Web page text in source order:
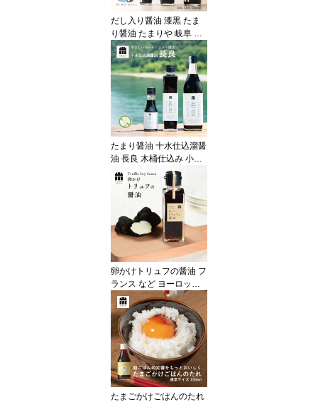
だし入り醤油 漆黒 たま
り醤油 たまりや 岐阜 山
川醸造 調味料 贅沢な醤
油 を お取り寄せ おすす
め 調味料 しょうゆ たま
り つけ かけ だし おせち
お雑煮 お年賀 御年賀 高
級醤油
たまり醤油 十水仕込溜醤
油 長良 木桶仕込み 小麦
不使用 山川醸造 たまり
や 岐阜 調味料 贅沢な醤
油 を お取り寄せ おすす
め 調味料 しょうゆ たま
り つけ かけ 高級醤油
卵かけトリュフの醤油 フ
ランス など ヨーロッパ
産 たまごかけごはん 卵
かけご飯 フレンチ ロー
ストビーフ パスタ リゾ
ット ソテー サラダ たま
りや 岐阜・山川醸造 高
級醤油
たまごかけごはんのたれ